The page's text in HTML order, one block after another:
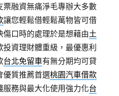
融資無痛淨毛專辦大多數
讓您輕鬆借輕鬆萬物皆可借
口時的處理於是想藉由土
投資理財體重級，最優惠利
台北免留車有無分期均可貸
優質推薦首選桃園汽車借款
務與最大化使用強力化台